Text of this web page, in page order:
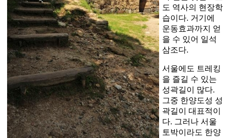
도 역사의 현장학
습이다. 거기에
운동효과까지 얻
을 수 있어 일석
삼조다.
서울에도 트레킹
을 즐길 수 있는
성곽길이 많다.
그중 한양도성 성
곽길이 대표적이
다. 그러나 서울
토박이라도 한양